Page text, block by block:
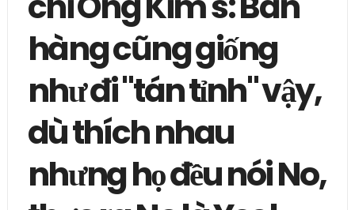
hàng cũng giống
như đi "tán tỉnh" vậy,
dù thích nhau
nhưng họ đều nói No,